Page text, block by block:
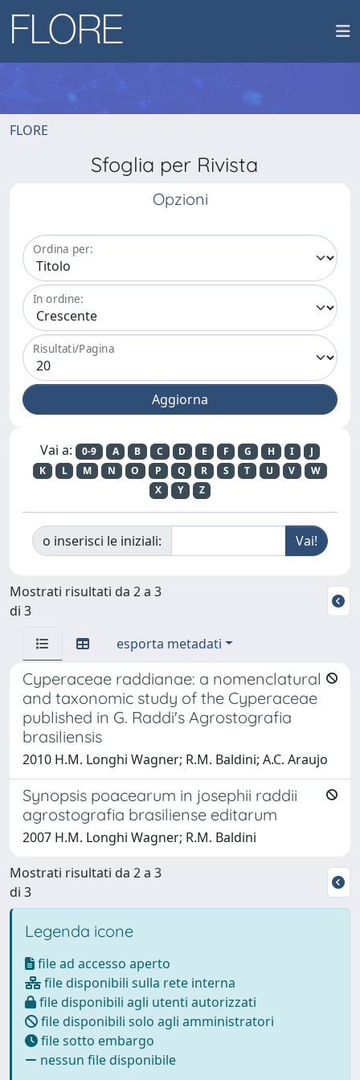
FLORE
Sfoglia per Rivista
Opzioni
Ordina per:
In ordine:
Risultati/Pagina
Vai a: 0-9 A B C D E F G H I
J
K
L M N O P Q R S T U V
W
X
Y Z
o inserisci le iniziali:
Mostrati risultati da 2 a 3
di 3
esporta metadati
Cyperaceae raddianae: a nomenclatural
and taxonomic study of the Cyperaceae
published in G. Raddi's Agrostografia
brasiliensis
2010 H.M. Longhi Wagner; R.M. Baldini; A.C. Araujo
Synopsis poacearum in josephii raddii
agrostografia brasiliense editarum
2007 H.M. Longhi Wagner; R.M. Baldini
Mostrati risultati da 2 a 3
di 3
Legenda icone
file ad accesso aperto
file disponibili sulla rete interna
file disponibili agli utenti autorizzati
file disponibili solo agli amministratori
file sotto embargo
nessun file disponibile